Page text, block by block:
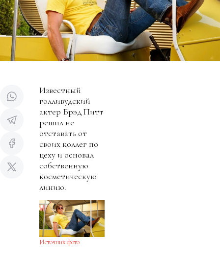
Известный
голливудский
актер Брэд Питт
решил не
отставать от
своих коллег по
цеху и основал
собственную
косметическую
линию.
Источник фото